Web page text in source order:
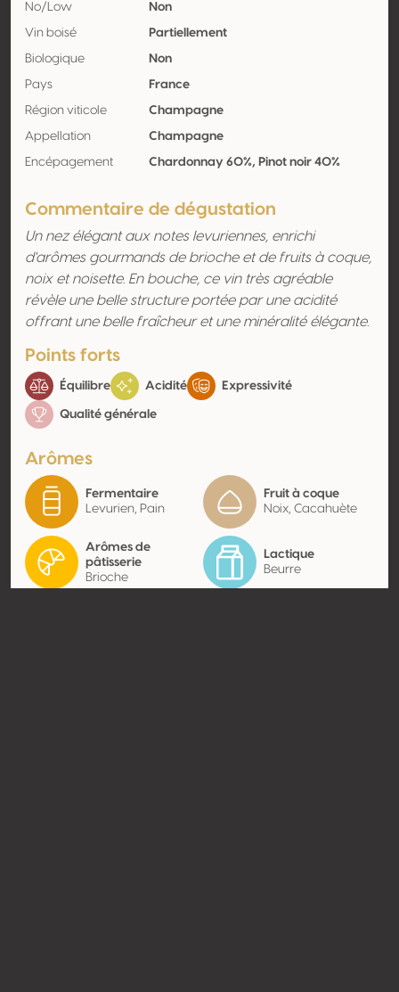
No/Low Non
Vin boisé Partiellement
Biologique Non
Pays France
Région viticole Champagne
Appellation Champagne
Encépagement Chardonnay 60%, Pinot noir 40%
Commentaire de dégustation
Un nez élégant aux notes levuriennes, enrichi
d'arômes gourmands de brioche et de fruits à coque,
noix et noisette. En bouche, ce vin très agréable
révèle une belle structure portée par une acidité
offrant une belle fraîcheur et une minéralité élégante.
Points forts
Équilibre Acidité Expressivité
Qualité générale
Arômes
Fermentaire
Levurien, Pain
Fruit à coque
Noix, Cacahuète
Arômes de
pâtisserie
Brioche
Lactique
Beurre